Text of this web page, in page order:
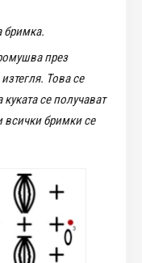
бримка.
през
Това се
се получават
всички бримки се